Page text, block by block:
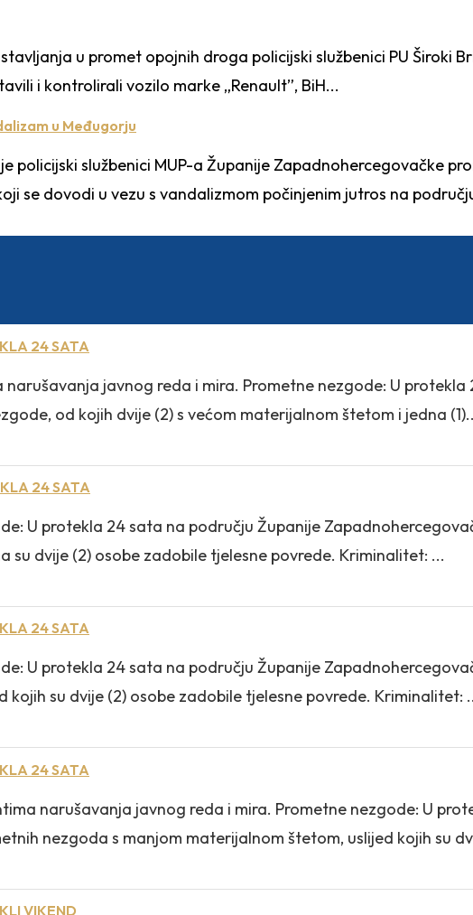
u promet opojnih droga policijski službenici PU Široki
i kontrolirali vozilo marke „Renault”, BiH...
u Međugorju
policijski službenici MUP-a Županije Zapadnohercegovačke
se dovodi u vezu s vandalizmom počinjenim jutros na
24 SATA
javnog reda i mira. Prometne nezgode: U
od kojih dvije (2) s većom materijalnom štetom i jedna
24 SATA
U protekla 24 sata na području Županije
dvije (2) osobe zadobile tjelesne povrede. Kriminalitet: ...
24 SATA
U protekla 24 sata na području Županije
su dvije (2) osobe zadobile tjelesne povrede. Kriminalitet:
24 SATA
narušavanja javnog reda i mira. Prometne nezgode: U
nezgoda s manjom materijalnom štetom, uslijed kojih su
VIKEND